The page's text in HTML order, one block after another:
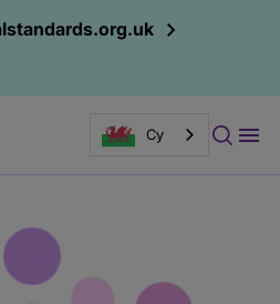
Cy